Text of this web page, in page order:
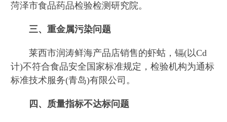
菏泽市食品药品检验检测研究院。
三、重金属污染问题
莱西市润涛鲜海产品店销售的虾蛄，镉(以Cd
计)不符合食品安全国家标准规定，检验机构为通标
标准技术服务(青岛)有限公司。
四、质量指标不达标问题